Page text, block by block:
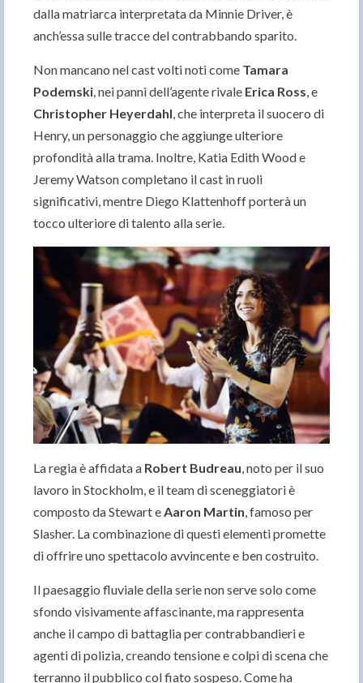
dalla matriarca interpretata da Minnie Driver, è
anch’essa sulle tracce del contrabbando sparito.
Non mancano nel cast volti noti come Tamara
Podemski, nei panni dell’agente rivale Erica Ross, e
Christopher Heyerdahl, che interpreta il suocero di
Henry, un personaggio che aggiunge ulteriore
profondità alla trama. Inoltre, Katia Edith Wood e
Jeremy Watson completano il cast in ruoli
significativi, mentre Diego Klattenhoff porterà un
tocco ulteriore di talento alla serie.
La regia è affidata a Robert Budreau, noto per il suo
lavoro in Stockholm, e il team di sceneggiatori è
composto da Stewart eAaron Martin, famoso per
Slasher. La combinazione di questi elementi promette
di offrire uno spettacolo avvincente e ben costruito.
Il paesaggio fluviale della serie non serve solo come
sfondo visivamente affascinante, ma rappresenta
anche il campo di battaglia per contrabbandieri e
agenti di polizia, creando tensione e colpi di scena che
terranno il pubblico col fiato sospeso. Come ha